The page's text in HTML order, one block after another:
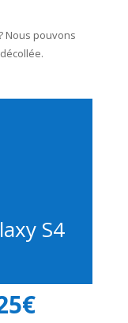
Nous pouvons
S4